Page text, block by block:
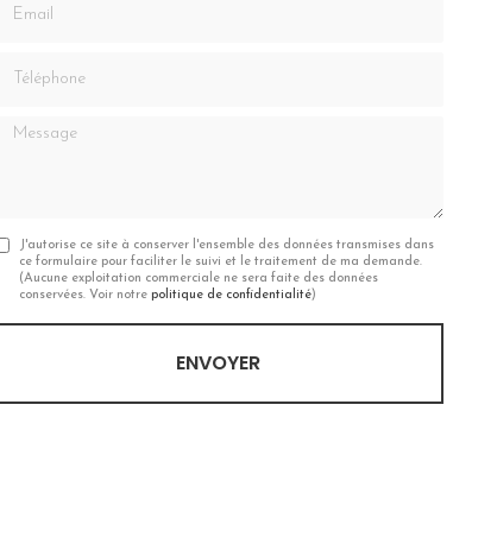
Message
J'autorise ce site à conserver l'ensemble des données transmises dans
ce formulaire pour faciliter le suivi et le traitement de ma demande.
(Aucune exploitation commerciale ne sera faite des données
conservées. Voir notre politique de confidentialité)